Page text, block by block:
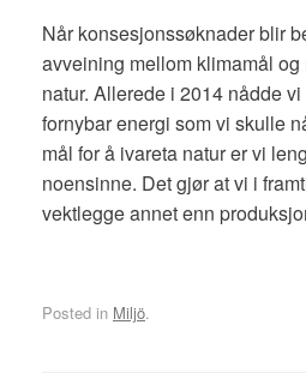
Når konsesjonssøknader blir
avveining mellom klimamål
natur. Allerede i 2014 nådde
fornybar energi som vi skulle
mål for å ivareta natur er vi
noensinne. Det gjør at vi i
vektlegge annet enn
Posted in Miljö.